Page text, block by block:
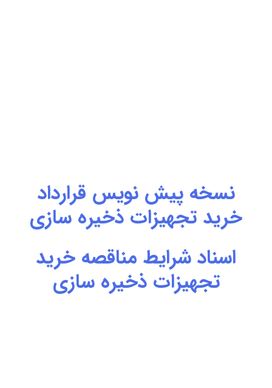
نسخه پیش نویس قرارداد
خرید تجهیزات ذخیره سازی
اسناد شرایط مناقصه خرید
تجهیزات ذخیره سازی